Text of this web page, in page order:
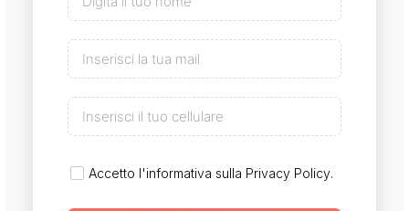
Accetto l'informativa sulla Privacy Policy.